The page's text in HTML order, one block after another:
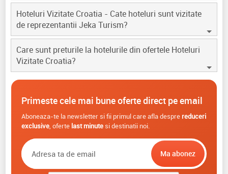
Hoteluri Vizitate Croatia - Cate hoteluri sunt vizitate
de reprezentantii Jeka Turism?
Care sunt preturile la hotelurile din ofertele Hoteluri
Vizitate Croatia?
Primeste cele mai bune oferte direct pe email
Aboneaza-te la newsletter si fii primul care afla despre reduceri
exclusive, oferte last minutesi destinatii noi.